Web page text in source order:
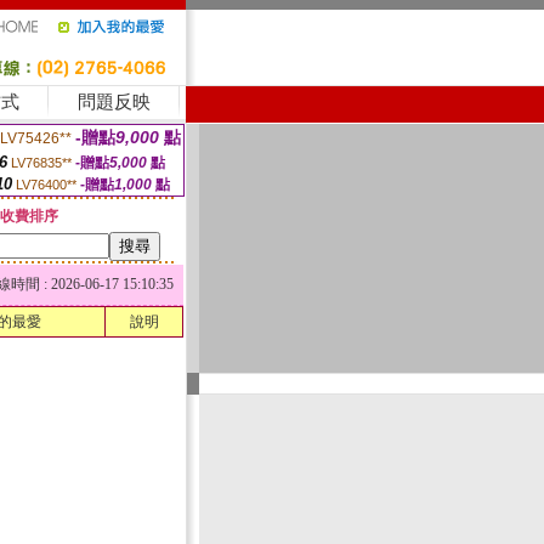
問題反映
LV75426** -贈點9,000 點
LV76835** -贈點5,000點
LV76400** -贈點1,000 點
費排序
時間 : 2026-06-17 15:10:35
最愛 說明